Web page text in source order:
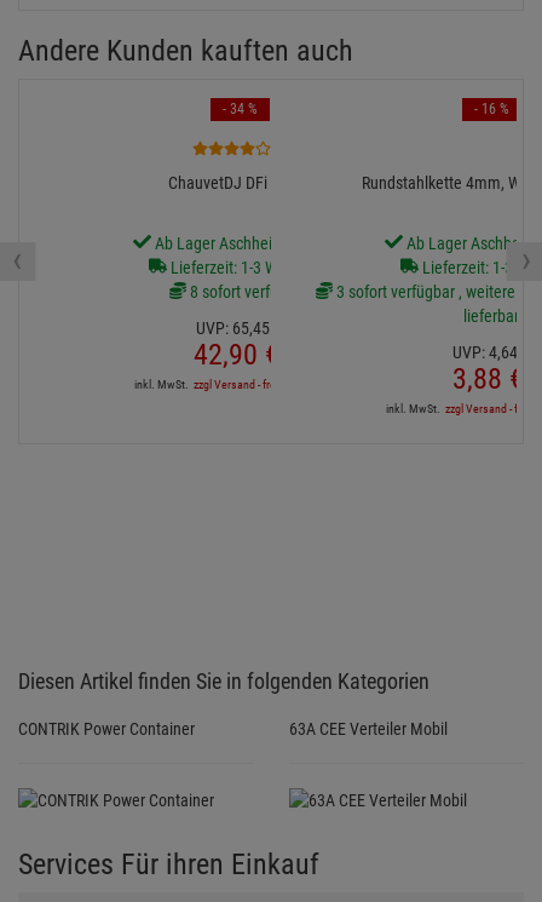
Andere Kunden kauften auch
ChauvetDJ DFi USB 2
Ab Lager Aschheim lieferbar
Lieferzeit: 1-3 Werktage
8 sofort verfügbar
UVP: 65,45
42,90 €
inkl. MwSt. zzgl Versand - frei ab 90,-€ in DE
- 34 %
Rundstahlkette 4mm,
Ab Lager
Lieferzeit: 1-3
3 sofort verfügbar , weitere
lieferbar
UVP:4,64
3,88 €
inkl. MwSt. zzgl Versand - frei
- 16 %
‹ ›
Diesen Artikel finden Sie in folgenden Kategorien
CONTRIK Power Container 63A CEE Verteiler Mobil
Services Für ihren Einkauf